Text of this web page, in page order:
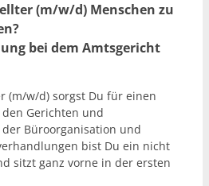
(m/w/d) Menschen zu
bei dem Amtsgericht
(m/w/d) sorgst Du für einen
Gerichten und
Büroorganisation und
bist Du ein nicht
sitzt ganz vorne in der ersten